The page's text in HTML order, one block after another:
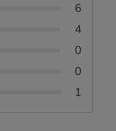
6
4
0
0
1